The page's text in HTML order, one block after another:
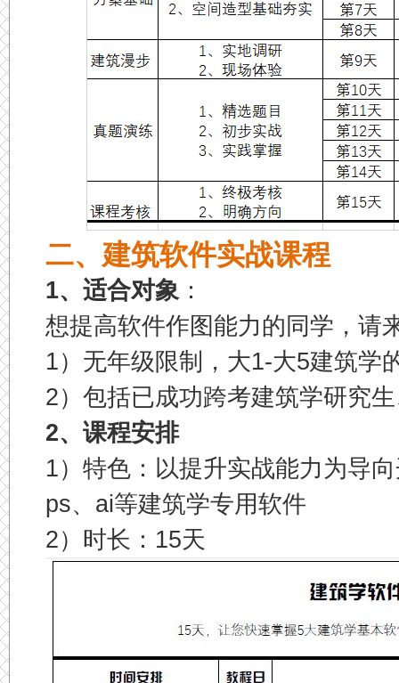
二、建筑软件实战课程
1、适合对象 ：
想提高软件作图能力的同学，请
1）无年级限制，大1-大5建筑学
2）包括已成功跨考建筑学研究
2、课程安排
1）特色：以提升实战能力为导
ps、ai等建筑学专用软件
2）时长：15天